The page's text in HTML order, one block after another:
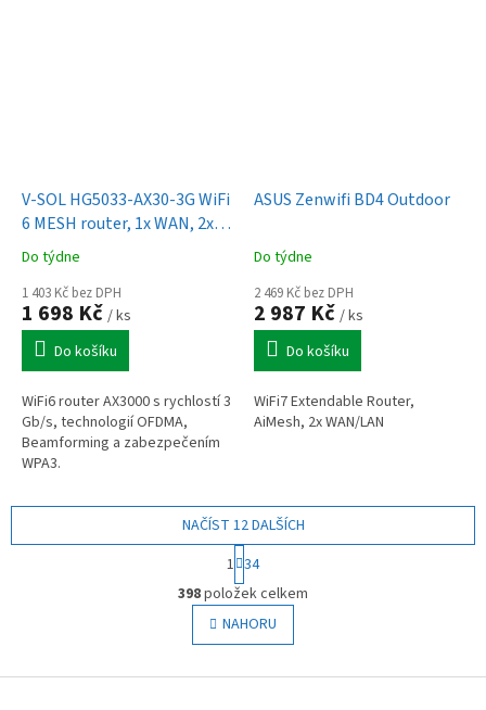
V-SOL HG5033-AX30-3G WiFi
6 MESH router, 1x WAN, 2x
LAN (3 Gbps)
Do týdne
1 403 Kč bez DPH
1 698 Kč / ks
Do košíku
WiFi6 router AX3000 s rychlostí 3
Gb/s, technologií OFDMA,
Beamforming a zabezpečením
WPA3.
ASUS Zenwifi BD4 Outdoor
Do týdne
2 469 Kč bez DPH
2 987 Kč / ks
Do košíku
WiFi7 Extendable Router,
AiMesh, 2x WAN/LAN
O
v
l
á
NAČÍST 12 DALŠÍCH
S
t
r
á
n
k
v
1 34
398položek celkem
NAHORU
Z